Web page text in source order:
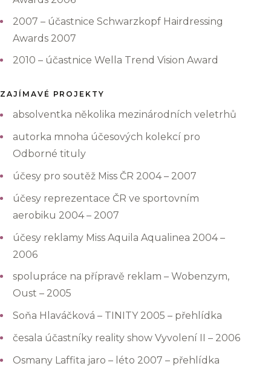
2007 – účastnice Schwarzkopf Hairdressing
Awards 2007
2010 – účastnice Wella Trend Vision Award
ZAJÍMAVÉ PROJEKTY
absolventka několika mezinárodních veletrhů
autorka mnoha účesových kolekcí pro
Odborné tituly
účesy pro soutěž Miss ČR 2004 – 2007
účesy reprezentace ČR ve sportovním
aerobiku 2004 – 2007
účesy reklamy Miss Aquila Aqualinea 2004 –
2006
spolupráce na přípravě reklam – Wobenzym,
Oust – 2005
Soňa Hlaváčková – TINITY 2005 – přehlídka
česala účastníky reality show Vyvolení II – 2006
Osmany Laffita jaro – léto 2007 – přehlídka